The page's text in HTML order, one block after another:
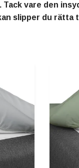
vare den
slipper du rätta